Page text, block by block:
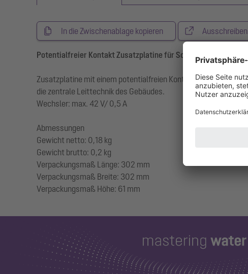
In die Zwischenablage kopieren
Potentialfreier Kontakt Zusatzplatine für Schaltgeräte
Zusatzplatine mit einem potentialfreien Kontakt, passend für
die zentrale Leittechnik des Gebäudes.
Wechsler: max. 42 V/ 0,5 A
Abmessungen
Gewicht netto: 0,18 kg
Gewicht brutto: 0,2 kg
Verpackungsmaß Länge: 302 mm
Verpackungsmaß Breite: 302 mm